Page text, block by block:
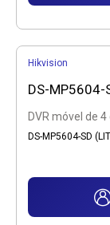
Hikvision
DS-MP5604-
DVR móvel de
DS-MP5604-SD